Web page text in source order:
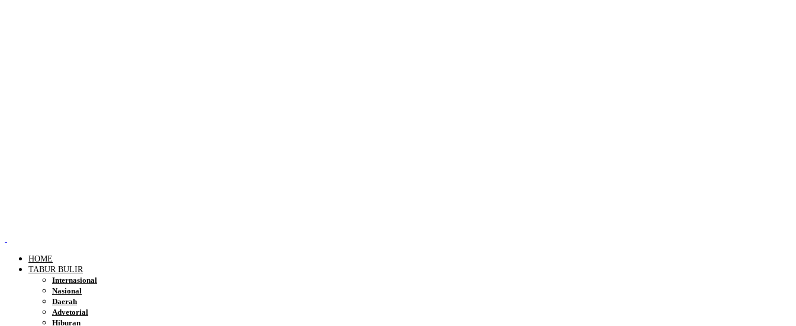
HOME
TABUR BULIR
Internasional
Nasional
Daerah
Advetorial
Hiburan